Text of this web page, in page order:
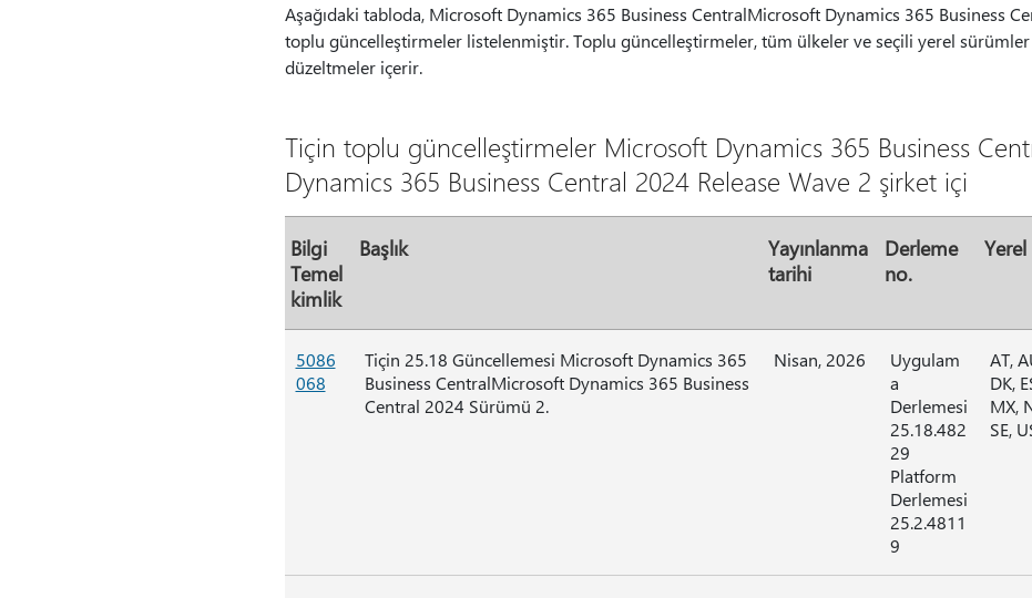
Aşağıdaki tabloda, Microsoft Dynamics 365 Business CentralMicrosoft Dynamics 365 Business
toplu güncelleştirmeler listelenmiştir. Toplu güncelleştirmeler, tüm ülkeler ve seçili yerel
düzeltmeler içerir.
Tiçin toplu güncelleştirmeler Microsoft Dynamics 365 Business
Dynamics 365 Business Central 2024 Release Wave 2 şirket içi
Bilgi
Temel
kimlik
Başlık
Yayınlanma
tarihi
Derleme
no.
5086
068
Tiçin 25.18 Güncellemesi Microsoft Dynamics 365
Business CentralMicrosoft Dynamics 365 Business
Central 2024 Sürümü 2.
Nisan, 2026
Uygulam
a
Derlemesi
25.18.482
29
Platform
Derlemesi
25.2.4811
9
AT,
DK,
MX,
SE,